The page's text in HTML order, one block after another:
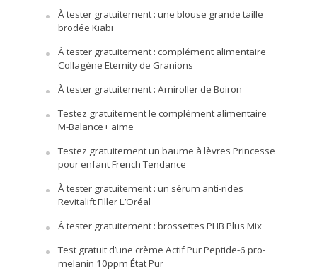
À tester gratuitement : une blouse grande taille
brodée Kiabi
À tester gratuitement : complément alimentaire
Collagène Eternity de Granions
À tester gratuitement : Arniroller de Boiron
Testez gratuitement le complément alimentaire
M-Balance+ aime
Testez gratuitement un baume à lèvres Princesse
pour enfant French Tendance
À tester gratuitement : un sérum anti-rides
Revitalift Filler L’Oréal
À tester gratuitement : brossettes PHB Plus Mix
Test gratuit d’une crème Actif Pur Peptide-6 pro-
melanin 10ppm État Pur